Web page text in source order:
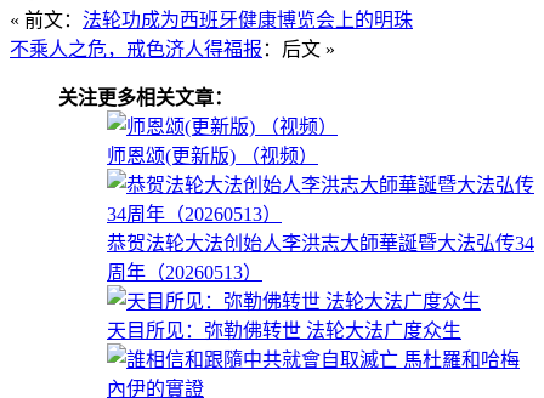
« 前文： 法轮功成为西班牙健康博览会上的明珠
不乘人之危，戒色济人得福报 ：后文 »
关注更多相关文章：
师恩颂(更新版) （视频）
恭贺法轮大法创始人李洪志大師華誕暨大法弘传34
周年（20260513）
天目所见：弥勒佛转世 法轮大法广度众生